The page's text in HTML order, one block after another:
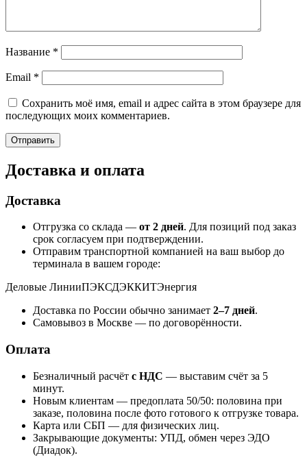
Название *
Email *
Сохранить моё имя, email и адрес сайта в этом браузере для
последующих моих комментариев.
Доставка и оплата
Доставка
Отгрузка со склада — от 2 дней. Для позиций под заказ
срок согласуем при подтверждении.
Отправим транспортной компанией на ваш выбор до
терминала в вашем городе:
Деловые ЛинииПЭКСДЭККИТЭнергия
Доставка по России обычно занимает 2–7 дней.
Самовывоз в Москве — по договорённости.
Оплата
Безналичный расчёт с НДС — выставим счёт за 5
минут.
Новым клиентам — предоплата 50/50: половина при
заказе, половина после фото готового к отгрузке товара.
Карта или СБП — для физических лиц.
Закрывающие документы: УПД, обмен через ЭДО
(Диадок).